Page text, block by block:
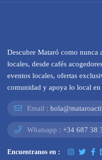
Descubre Mataró como nunca
locales, desde cafés
eventos locales, ofertas
comunidad y apoya lo local
Email :
Whatsapp : +34 687 38
Encuentranos en :